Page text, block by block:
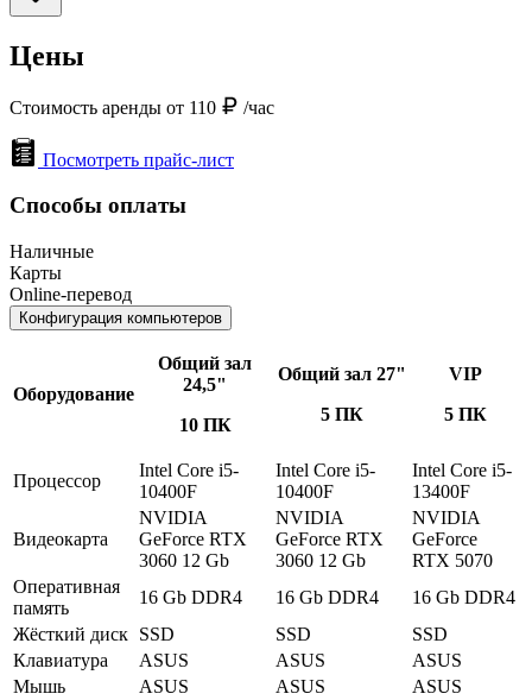
Цены
Стоимость аренды от 110 /час
Посмотреть прайс-лист
Способы оплаты
Наличные
Карты
Online-перевод
Конфигурация компьютеров
Оборудование
Общий зал
24,5"
10 ПК
Общий зал 27"
5 ПК
VIP
5 ПК
Процессор
Intel Core i5-
10400F
Intel Core i5-
10400F
Intel Core i5-
13400F
Видеокарта
NVIDIA
GeForce RTX
3060 12 Gb
NVIDIA
GeForce RTX
3060 12 Gb
NVIDIA
GeForce
RTX 5070
Оперативная
память
16 Gb DDR4 16 Gb DDR4
16 Gb DDR4
Жёсткий диск SSD SSD
SSD
Клавиатура
ASUS ASUS
ASUS
Мышь
ASUS ASUS
ASUS